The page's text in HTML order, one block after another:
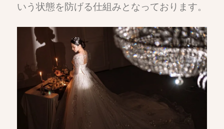
いう状態を防げる仕組みとなっております。